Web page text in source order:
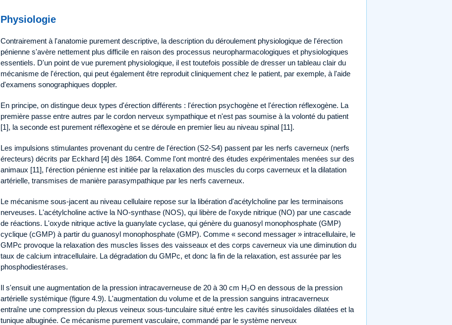
Physiologie
Contrairement à l'anatomie purement descriptive, la description du déroulement physiologique de l'érection
pénienne s'avère nettement plus difficile en raison des processus neuropharmacologiques et physiologiques
essentiels. D'un point de vue purement physiologique, il est toutefois possible de dresser un tableau clair du
mécanisme de l'érection, qui peut également être reproduit cliniquement chez le patient, par exemple, à l'aide
d'examens sonographiques doppler.
En principe, on distingue deux types d'érection différents : l'érection psychogène et l'érection réflexogène. La
première passe entre autres par le cordon nerveux sympathique et n'est pas soumise à la volonté du patient
[1], la seconde est purement réflexogène et se déroule en premier lieu au niveau spinal [11].
Les impulsions stimulantes provenant du centre de l'érection (S2-S4) passent par les nerfs caverneux (nerfs
érecteurs) décrits par Eckhard [4] dès 1864. Comme l'ont montré des études expérimentales menées sur des
animaux [11], l'érection pénienne est initiée par la relaxation des muscles du corps caverneux et la dilatation
artérielle, transmises de manière parasympathique par les nerfs caverneux.
Le mécanisme sous-jacent au niveau cellulaire repose sur la libération d'acétylcholine par les terminaisons
nerveuses. L'acétylcholine active la NO-synthase (NOS), qui libère de l'oxyde nitrique (NO) par une cascade
de réactions. L'oxyde nitrique active la guanylate cyclase, qui génère du guanosyl monophosphate (GMP)
cyclique (cGMP) à partir du guanosyl monophosphate (GMP). Comme « second messager » intracellulaire, le
GMPc provoque la relaxation des muscles lisses des vaisseaux et des corps caverneux via une diminution du
taux de calcium intracellulaire. La dégradation du GMPc, et donc la fin de la relaxation, est assurée par les
phosphodiestérases.
Il s'ensuit une augmentation de la pression intracaverneuse de 20 à 30 cm H₂O en dessous de la pression
artérielle systémique (figure 4.9). L'augmentation du volume et de la pression sanguins intracaverneux
entraîne une compression du plexus veineux sous-tunculaire situé entre les cavités sinusoïdales dilatées et la
tunique albuginée. Ce mécanisme purement vasculaire, commandé par le système nerveux